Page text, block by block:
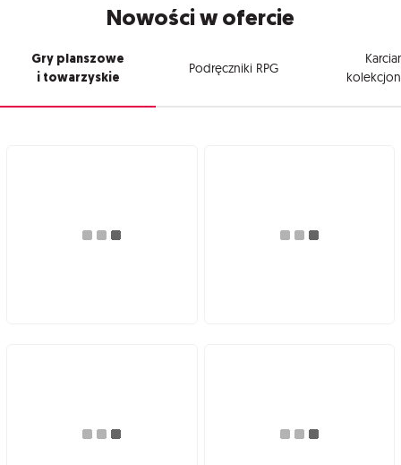
Nowości w ofercie
Gry planszowe
i towarzyskie
Podręczniki RPG